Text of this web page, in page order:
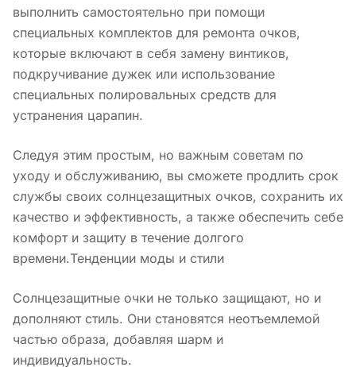
выполнить самостоятельно при помощи
специальных комплектов для ремонта очков,
которые включают в себя замену винтиков,
подкручивание дужек или использование
специальных полировальных средств для
устранения царапин.
Следуя этим простым, но важным советам по
уходу и обслуживанию, вы сможете продлить срок
службы своих солнцезащитных очков, сохранить их
качество и эффективность, а также обеспечить себе
комфорт и защиту в течение долгого
времени.Тенденции моды и стили
Солнцезащитные очки не только защищают, но и
дополняют стиль. Они становятся неотъемлемой
частью образа, добавляя шарм и
индивидуальность.